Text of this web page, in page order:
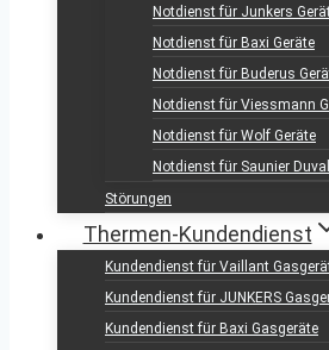
Notdienst für Junkers
Notdienst für Baxi Geräte
Notdienst für Buderus
Notdienst für Viessmann
Notdienst für Wolf Geräte
Notdienst für Saunier
Störungen
Thermen-Kundendienst
Kundendienst für Vaillant
Kundendienst für JUNKERS
Kundendienst für Baxi Gasgeräte